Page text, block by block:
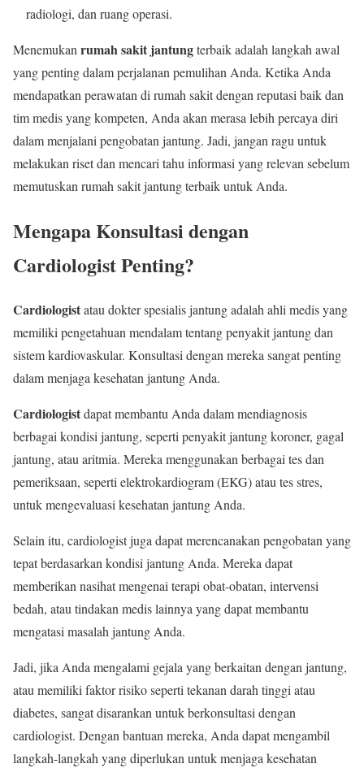
radiologi, dan ruang operasi.
Menemukan rumah sakit jantungterbaik adalah langkah awal
yang penting dalam perjalanan pemulihan Anda. Ketika Anda
mendapatkan perawatan di rumah sakit dengan reputasi baik dan
tim medis yang kompeten, Anda akan merasa lebih percaya diri
dalam menjalani pengobatan jantung. Jadi, jangan ragu untuk
melakukan riset dan mencari tahu informasi yang relevan sebelum
memutuskan rumah sakit jantung terbaik untuk Anda.
Mengapa Konsultasi dengan
Cardiologist Penting?
Cardiologistatau dokter spesialis jantung adalah ahli medis yang
memiliki pengetahuan mendalam tentang penyakit jantung dan
sistem kardiovaskular. Konsultasi dengan mereka sangat penting
dalam menjaga kesehatan jantung Anda.
Cardiologistdapat membantu Anda dalam mendiagnosis
berbagai kondisi jantung, seperti penyakit jantung koroner, gagal
jantung, atau aritmia. Mereka menggunakan berbagai tes dan
pemeriksaan, seperti elektrokardiogram (EKG) atau tes stres,
untuk mengevaluasi kesehatan jantung Anda.
Selain itu, cardiologist juga dapat merencanakan pengobatan yang
tepat berdasarkan kondisi jantung Anda. Mereka dapat
memberikan nasihat mengenai terapi obat-obatan, intervensi
bedah, atau tindakan medis lainnya yang dapat membantu
mengatasi masalah jantung Anda.
Jadi, jika Anda mengalami gejala yang berkaitan dengan jantung,
atau memiliki faktor risiko seperti tekanan darah tinggi atau
diabetes, sangat disarankan untuk berkonsultasi dengan
cardiologist. Dengan bantuan mereka, Anda dapat mengambil
langkah-langkah yang diperlukan untuk menjaga kesehatan